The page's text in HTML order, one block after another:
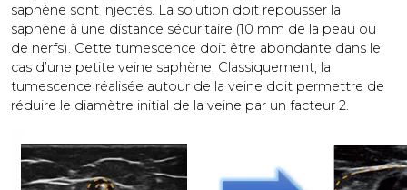
saphène sont injectés. La solution doit repousser la
saphène à une distance sécuritaire (10 mm de la peau ou
de nerfs). Cette tumescence doit être abondante dans le
cas d’une petite veine saphène. Classiquement, la
tumescence réalisée autour de la veine doit permettre de
réduire le diamètre initial de la veine par un facteur 2.